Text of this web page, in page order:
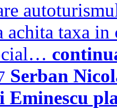
achita taxa
Serban
Eminescu